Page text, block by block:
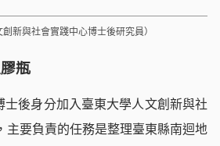
新與社會實踐中心博士後研究員）
瓶
後身分加入臺東大學人文創新與社
主要負責的任務是整理臺東縣南迴地